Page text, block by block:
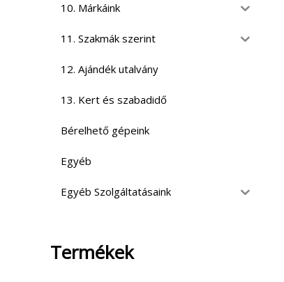
10. Márkáink
11. Szakmák szerint
12. Ajándék utalvány
13. Kert és szabadidő
Bérelhető gépeink
Egyéb
Egyéb Szolgáltatásaink
Termékek